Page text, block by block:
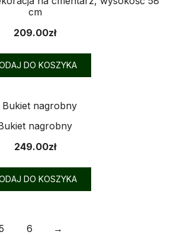
cm
209.00zł
DO KOSZYKA
nagrobny
249.00zł
DO KOSZYKA
6 →